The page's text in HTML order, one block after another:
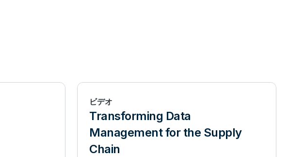
ビデオ
Transforming Data
Management for the Supply
Chain